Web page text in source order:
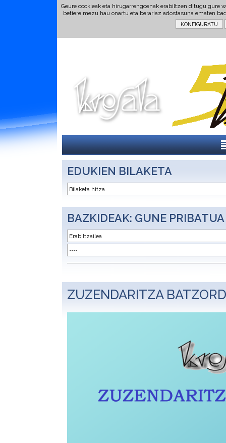
Geure cookieak eta hirugarrengoenak erabiltzen ditugu gure
betiere mezu hau onartu eta berariaz adostasuna ematen
EDUKIEN BILAKETA
BAZKIDEAK: GUNE PRIBATUA
ZUZENDARITZA